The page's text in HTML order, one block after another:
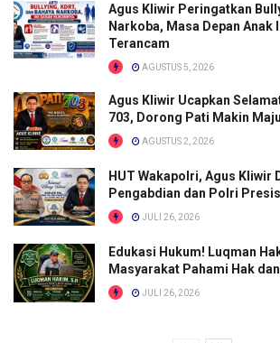
Agus Kliwir Peringatkan
Narkoba, Masa Depan Anak
Terancam
AGUSTUS 5, 2026
Agus Kliwir Ucapkan
703, Dorong Pati Makin Maju
AGUSTUS 2, 2026
HUT Wakapolri, Agus Kliwir
Pengabdian dan Polri
JULI 26, 2026
Edukasi Hukum! Luqman
Masyarakat Pahami Hak
JULI 26, 2026